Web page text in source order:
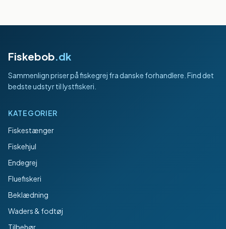
Fiskebob.dk
Sammenlign priser på fiskegrej fra danske forhandlere. Find det
bedste udstyr til lystfiskeri.
KATEGORIER
Fiskestænger
Fiskehjul
Endegrej
Fluefiskeri
Beklædning
Waders & fodtøj
Tilbehør